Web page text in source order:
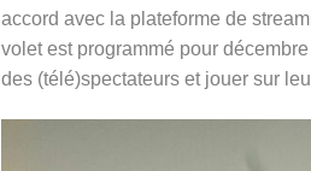
accord avec la plateforme de
volet est programmé pour
des (télé)spectateurs et jouer sur